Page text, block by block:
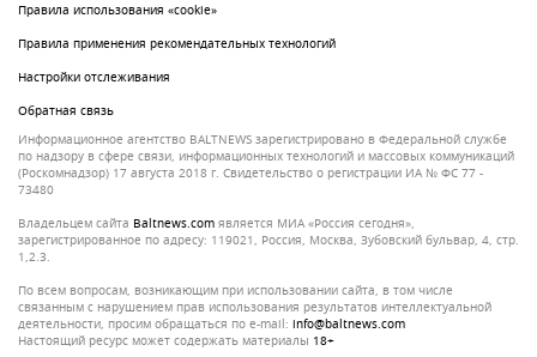
Правила использования «cookie»
Правила применения рекомендательных технологий
Настройки отслеживания
Обратная связь
Информационное агентство BALTNEWS зарегистрировано в Федеральной службе
по надзору в сфере связи, информационных технологий и массовых коммуникаций
(Роскомнадзор) 17 августа 2018 г. Свидетельство о регистрации ИА № ФС 77 -
73480
Владельцем сайта
baltnews.com является МИА «Россия сегодня»,
зарегистрированное по адресу: 119021, Россия, Москва, Зубовский бульвар, 4, стр.
1,2.3.
По всем вопросам, возникающим при использовании сайта, в том числе
связанным с нарушением прав использования результатов интеллектуальной
деятельности, просим обращаться по e-mail: info@baltnews.com
Настоящий ресурс может содержать материалы 18+